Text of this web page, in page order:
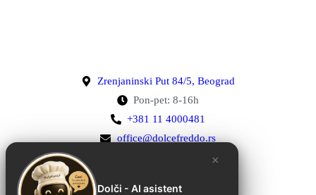
Zrenjaninski Put 84/5, Beograd
Pon-pet: 8-16h
+381 11 4000481
office@dolcefreddo.rs
×
Dolči - AI asistent